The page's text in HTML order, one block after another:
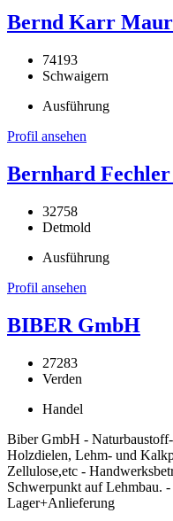
Bernd Karr
74193
Schwaigern
Ausführung
Profil ansehen
Bernhard
32758
Detmold
Ausführung
Profil ansehen
BIBER GmbH
27283
Verden
Handel
Biber GmbH -
Holzdielen, Lehm- und
Zellulose,etc -
Schwerpunkt auf Lehmbau.
Lager+Anlieferung